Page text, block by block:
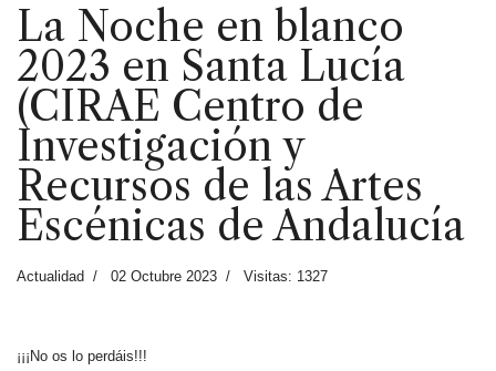
La Noche en blanco
2023 en Santa Lucía
(CIRAE Centro de
Investigación y
Recursos de las Artes
Escénicas de Andalucía
Actualidad 02 Octubre 2023 Visitas: 1327
¡¡¡No os lo perdáis!!!